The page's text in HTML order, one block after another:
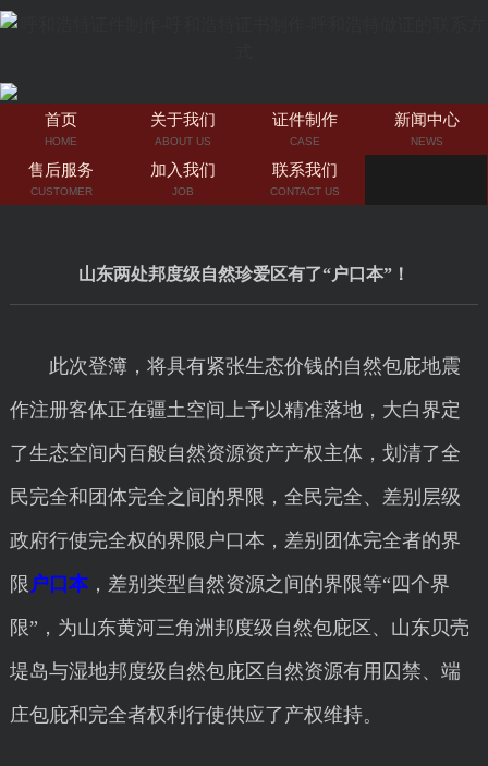
首页
HOME
关于我们
ABOUT US
证件制作
CASE
新闻中心
NEWS
售后服务
CUSTOMER
加入我们
JOB
联系我们
CONTACT US
山东两处邦度级自然珍爱区有了“户口本”！
此次登簿，将具有紧张生态价钱的自然包庇地震
作注册客体正在疆土空间上予以精准落地，大白界定
了生态空间内百般自然资源资产产权主体，划清了全
民完全和团体完全之间的界限，全民完全、差别层级
政府行使完全权的界限户口本，差别团体完全者的界
限 户口本，差别类型自然资源之间的界限等“四个界
限”，为山东黄河三角洲邦度级自然包庇区、山东贝壳
堤岛与湿地邦度级自然包庇区自然资源有用囚禁、端
庄包庇和完全者权利行使供应了产权维持。